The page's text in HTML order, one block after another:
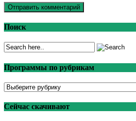
Поиск
Программы по рубрикам
Программы
рубрикам
Сейчас скачивают